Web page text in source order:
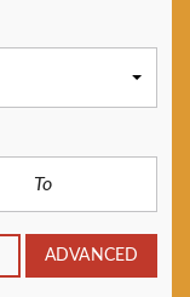
ADVANCED